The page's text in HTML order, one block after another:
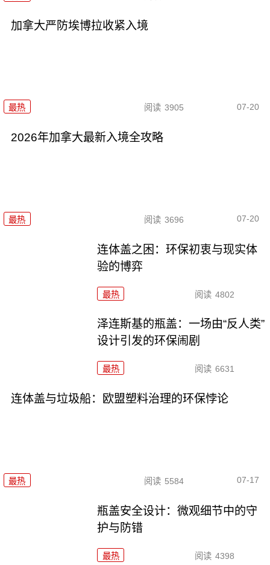
加拿大严防埃博拉收紧入境
最热 阅读 3905 07-20
2026年加拿大最新入境全攻略
最热 阅读 3696 07-20
连体盖之困：环保初衷与现实体
验的博弈
最热 阅读 4802
泽连斯基的瓶盖：一场由“反人类”
设计引发的环保闹剧
最热 阅读 6631
连体盖与垃圾船：欧盟塑料治理的环保悖论
最热 阅读 5584 07-17
瓶盖安全设计：微观细节中的守
护与防错
最热 阅读 4398